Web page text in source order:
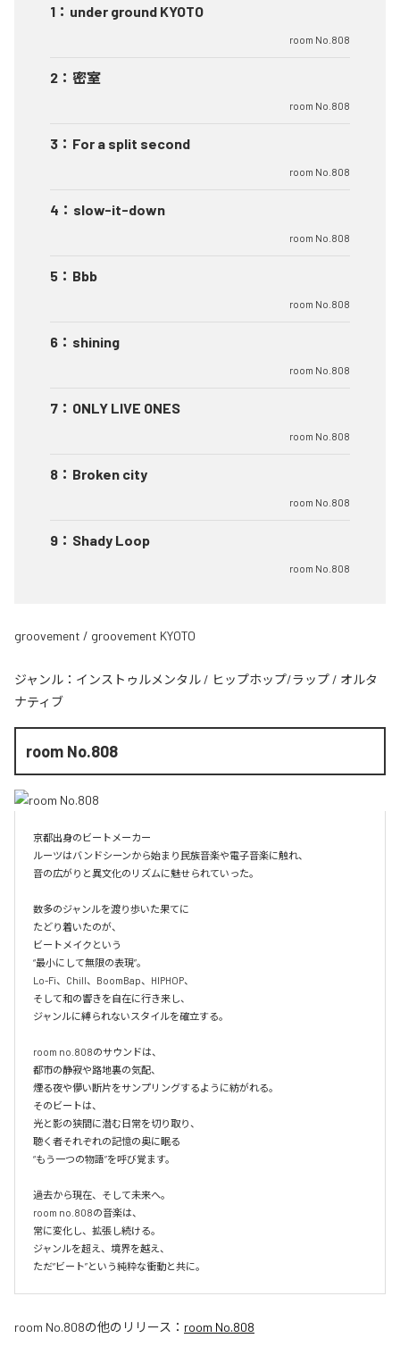
1 ： under ground KYOTO
room No.808
2 ： 密室
room No.808
3 ： For a split second
room No.808
4 ： slow-it-down
room No.808
5 ： Bbb
room No.808
6 ： shining
room No.808
7 ： ONLY LIVE ONES
room No.808
8 ： Broken city
room No.808
9 ： Shady Loop
room No.808
groovement / groovement KYOTO
ジャンル： インストゥルメンタル / ヒップホップ/ラップ / オルタ
ナティブ
room No.808
京都出身のビートメーカー
ルーツはバンドシーンから始まり民族音楽や電子音楽に触れ、
音の広がりと異文化のリズムに魅せられていった。
数多のジャンルを渡り歩いた果てに
たどり着いたのが、
ビートメイクという
“最小にして無限の表現”。
Lo-Fi、Chill、BoomBap、HIPHOP、
そして和の響きを自在に行き来し、
ジャンルに縛られないスタイルを確立する。
room no.808のサウンドは、
都市の静寂や路地裏の気配、
煙る夜や儚い断片をサンプリングするように紡がれる。
そのビートは、
光と影の狭間に潜む日常を切り取り、
聴く者それぞれの記憶の奥に眠る
“もう一つの物語”を呼び覚ます。
過去から現在、そして未来へ。
room no.808の音楽は、
常に変化し、拡張し続ける。
ジャンルを超え、境界を越え、
room No.808の他のリリース： room No.808